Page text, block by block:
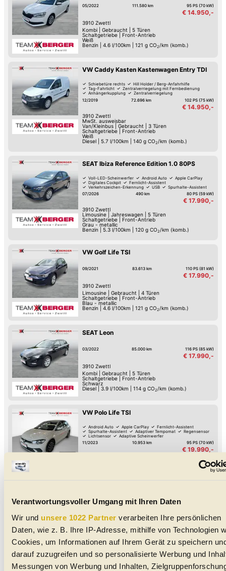
Verantwortungsvoller Umgang mit Ihren Daten
Wir und unsere 1022 Partner verarbeiten Ihre persönlichen
Daten, wie z. B. Ihre IP-Adresse, mithilfe von Technologien
Cookies, um Informationen auf Ihrem Gerät zu speichern
darauf zuzugreifen und so personalisierte Werbung und
Messungen von Werbung und Inhalten,
05/2022 111.580 km 95 PS (70 kW)
€ 14.950,-
3910 Zwettl
Kombi| Gebraucht
5 Türen
Schaltgetriebe| Front-Antrieb
Weiß
Benzin
4.6 l/100km 121 g CO2 /km (komb.)
VW Caddy Kasten Kastenwagen Entry TDI
Schiebetüre rechts
Hill Holder / Berg-Anfahrhilfe
Tag-Fahrlicht
Zentralverriegelung mit Fernbedienung
Anhängerkupplung
Zentralverriegelung
12/2019 72.696 km 102 PS (75 kW)
€ 14.950,-
3910 Zwettl
MwSt. ausweisbar
Van/Kleinbus| Gebraucht
3 Türen
Schaltgetriebe| Front-Antrieb
Weiß
Diesel
5.7 l/100km 140 g CO2 /km (komb.)
SEAT Ibiza Reference Edition 1.0 80PS
Voll-LED-Scheinwerfer Android Auto
Apple CarPlay
Digitales Cockpit
Fernlicht-Assistent
Verkehrszeichen-Erkennung
USB
Spurhalte-Assistent
07/2026
490 km 80 PS (59 kW)
€ 17.990,-
3910 Zwettl
Limousine| Jahreswagen
5 Türen
Schaltgetriebe| Front-Antrieb
Grau - metallic
Benzin
5.3 l/100km 120 g CO2 /km (komb.)
VW Golf Life TSI
09/2021 83.613 km 110 PS (81 kW)
€ 17.990,-
3910 Zwettl
Limousine| Gebraucht
4 Türen
Schaltgetriebe| Front-Antrieb
Blau - metallic
Benzin
4.6 l/100km 121 g CO2 /km (komb.)
SEAT Leon
03/2022 85.000 km 116 PS (85 kW)
€ 17.990,-
3910 Zwettl
Kombi| Gebraucht
5 Türen
Schaltgetriebe| Front-Antrieb
Schwarz
Diesel
3.9 l/100km 114 g CO2 /km (komb.)
VW Polo Life TSI
Android Auto Apple CarPlay
Fernlicht-Assistent
Spurhalte-Assistent
Adaptiver Tempomat
Regensensor
Lichtsensor
Adaptive Scheinwerfer
11/2023
10.953 km 95 PS (70 kW)
€ 19.990,-
SEAT Ibiza Reference 1.0 TSI 95PS
Voll-LED-Scheinwerfer Android Auto
Apple CarPlay
Digitales Cockpit
Fernlicht-Assistent
06/2026
490 km 95 PS (70 kW)
€ 19.990,-
Limousine| Jahreswagen| 5 Türen
Schaltgetriebe|Front-Antrieb
Benzin | 5 l/100km |115 g CO2/km (komb.)